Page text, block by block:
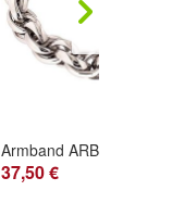
Armband ARB-0021
37,50 €